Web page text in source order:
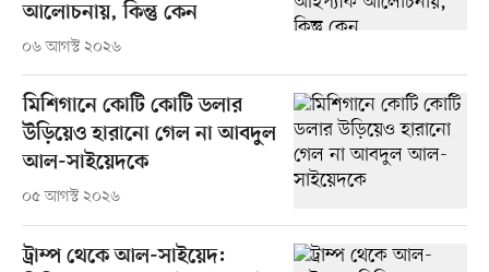
আলোচনায়, কিন্তু কেন
০৬ আগস্ট ২০২৬
মিশিগানে কোটি কোটি ডলার
উড়িয়েও হারানো গেল না আবদুল
আল-সাইয়েদকে
০৫ আগস্ট ২০২৬
ট্রাম্প থেকে আল-সাইয়েদ: